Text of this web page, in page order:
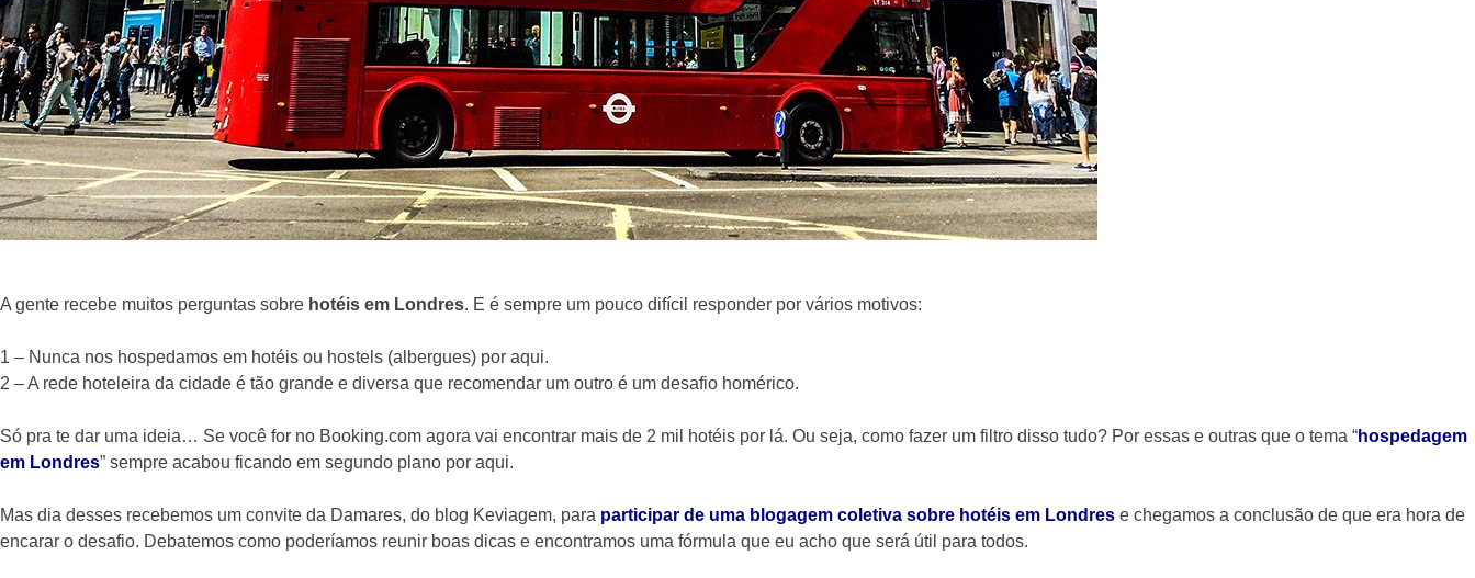
A gente recebe muitos perguntas sobre hotéis em Londres. E é sempre um pouco difícil responder por vários motivos:
1 – Nunca nos hospedamos em hotéis ou hostels (albergues) por aqui.
2 – A rede hoteleira da cidade é tão grande e diversa que recomendar um outro é um desafio homérico.
Só pra te dar uma ideia… Se você for no Booking.com agora vai encontrar mais de 2 mil hotéis por lá. Ou seja, como fazer um filtro disso tudo? Por essas e outras que o tema “hospedagem
em Londres” sempre acabou ficando em segundo plano por aqui.
Mas dia desses recebemos um convite da Damares, do blog Keviagem, para participar de uma blogagem coletiva sobre hotéis em Londres e chegamos a conclusão de que era hora de
encarar o desafio. Debatemos como poderíamos reunir boas dicas e encontramos uma fórmula que eu acho que será útil para todos.